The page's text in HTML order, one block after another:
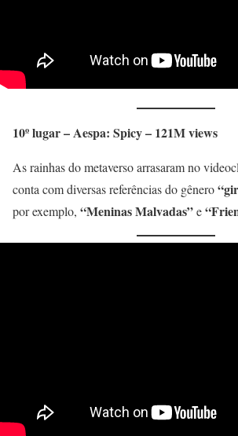
10º lugar – Aespa: Spicy – 121M views
As rainhas do metaverso arrasaram no
conta com diversas referências do gênero
por exemplo, “Meninas Malvadas”e